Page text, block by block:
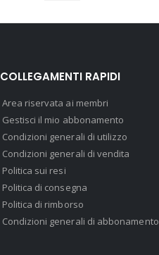
COLLEGAMENTI RAPIDI
Area riservata ai membri
Gestisci il mio abbonamento
Condizioni generali di utilizzo
Condizioni generali di vendita
Politica sui resi
Politica di consegna
Politica di rimborso
Condizioni generali di abbonamento